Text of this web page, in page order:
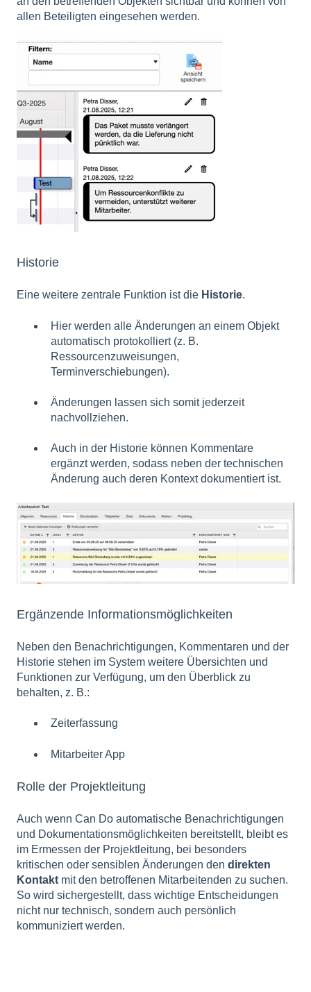
allen Beteiligten eingesehen werden.
Historie
Eine weitere zentrale Funktion ist die Historie.
Hier werden alle Änderungen an einem Objekt
automatisch protokolliert (z. B.
Ressourcenzuweisungen,
Terminverschiebungen).
Änderungen lassen sich somit jederzeit
nachvollziehen.
Auch in der Historie können Kommentare
ergänzt werden, sodass neben der technischen
Änderung auch deren Kontext dokumentiert ist.
Ergänzende Informationsmöglichkeiten
Neben den Benachrichtigungen, Kommentaren und der
Historie stehen im System weitere Übersichten und
Funktionen zur Verfügung, um den Überblick zu
behalten, z. B.:
Zeiterfassung
Mitarbeiter App
Rolle der Projektleitung
Auch wenn Can Do automatische Benachrichtigungen
und Dokumentationsmöglichkeiten bereitstellt, bleibt es
im Ermessen der Projektleitung, bei besonders
kritischen oder sensiblen Änderungen den direkten
Kontakt mit den betroffenen Mitarbeitenden zu suchen.
So wird sichergestellt, dass wichtige Entscheidungen
nicht nur technisch, sondern auch persönlich
kommuniziert werden.